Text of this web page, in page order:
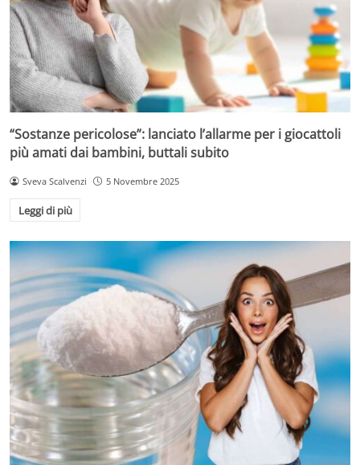
“Sostanze pericolose”: lanciato l’allarme per i giocattoli
più amati dai bambini, buttali subito
Sveva Scalvenzi 5 Novembre 2025
Leggi di più